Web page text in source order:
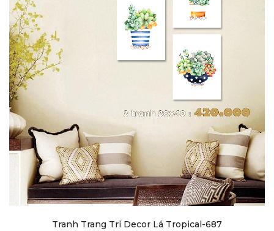
Tranh Trang Trí Decor Lá Tropical-687